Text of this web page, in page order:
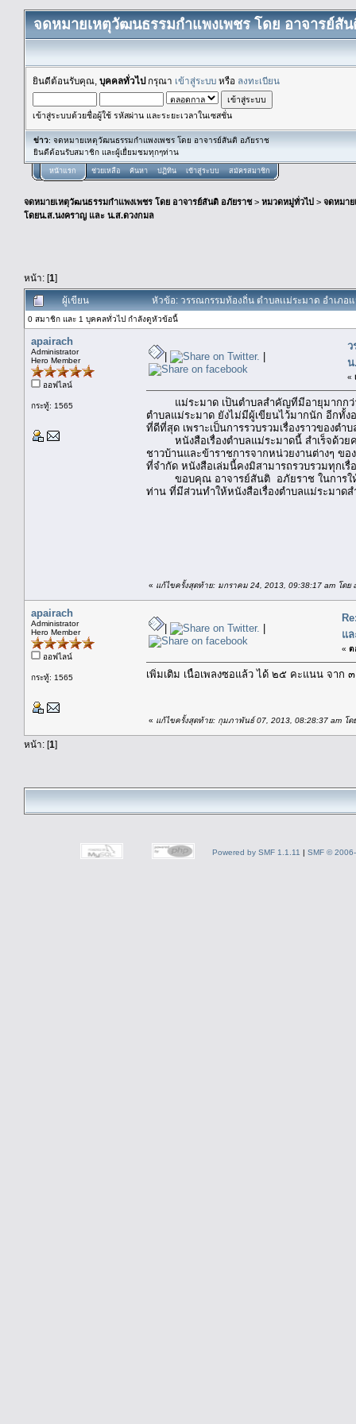
จดหมายเหตุวัฒนธรรมกำแพงเพชร โดย อาจารย์สั
ยินดีต้อนรับคุณ, บุคคลทั่วไปกรุณา เข้าสู่ระบบ หรือ ลงทะเบียน
เข้าสู่ระบบด้วยชื่อผู้ใช้ รหัสผ่าน และระยะเวลาในเซสชั่น
ข่าว: จดหมายเหตุวัฒนธรรมกำแพงเพชร โดย อาจารย์สันติ อภัยราช
ยินดีต้อนรับสมาชิก และผู้เยื่ยมชมทุกๆท่าน
หน้าแรก ช่วยเหลือ ค้นหา ปฏิทิน เข้าสู่ระบบ สมัครสมาชิก
จดหมายเหตุวัฒนธรรมกำแพงเพชร โดย อาจารย์สันติ อภัยราช> หมวดหมู่ทั่วไป > จดหมา
โดยน.ส.นงคราญ และ น.ส.ดวงกมล
หน้า: [1]
ผู้เขียน หัวข้อ: วรรณกรรมท้องถิ่น ตำบลเเม่ระมาด อำเภ
0 สมาชิก และ 1 บุคคลทั่วไป กำลังดูหัวข้อนี้
apairach
Administrator
Hero Member
ออฟไลน์
กระทู้: 1565
| |
ว
น
«
แม่ระมาด เป็นตำบลสำคัญที่มีอายุมากกว่าร้
ตำบลแม่ระมาด ยังไม่มีผู้เขียนไว้มากนัก อีกทั้ง
ที่ดีที่สุด เพราะเป็นการรวบรวมเรื่องราวของตำ
หนังสือเรื่องตำบลแม่ระมาดนี้ สำเร็จด้วยค
ชาวบ้านและข้าราชการจากหน่วยงานต่างๆ ข
ที่จำกัด หนังสือเล่มนี้คงมิสามารถรวบรวมทุกเรื่
ขอบคุณ อาจารย์สันติ อภัยราช ในการให้
ท่าน ที่มีส่วนทำให้หนังสือเรื่องตำบลแม่ระมาดส
« แก้ไขครั้งสุดท้าย: มกราคม 24, 2013, 09:38:17 am โดย
apairach
Administrator
Hero Member
ออฟไลน์
กระทู้: 1565
| |
แ
« ต
เพิ่มเติม เนื้อเพลงซอแล้ว ได้ ๒๕ คะแนน จาก
« แก้ไขครั้งสุดท้าย: กุมภาพันธ์ 07, 2013, 08:28:37 am โด
หน้า: [1]
Powered by SMF 1.1.11 | SMF ©